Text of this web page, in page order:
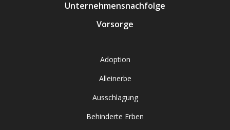
Unternehmensnachfolge
Vorsorge
Adoption
Alleinerbe
Ausschlagung
Behinderte Erben